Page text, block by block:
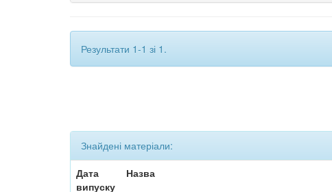
Результати 1-1 зі 1.
Знайдені матеріали:
Дата
випуску
Назва